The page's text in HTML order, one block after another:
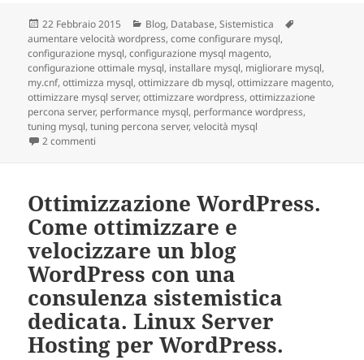
Scritto
il
22 Febbraio 2015 Categorie
Blog, Database,Sistemistica
aumentare velocità wordpress,come configurare mysql,
configurazione mysql,configurazione mysql magento,
configurazione ottimale mysql, installare mysql, migliorare mysql,
my.cnf,ottimizza mysql,ottimizzare db mysql,ottimizzare magento,
ottimizzare mysql server,ottimizzare wordpress,ottimizzazione
percona server, performance mysql, performance wordpress,
tuning mysql,tuning percona server,velocità mysql
2 commenti
Ottimizzazione WordPress.
Come ottimizzare e
velocizzare un blog
WordPress con una
consulenza sistemistica
dedicata. Linux Server
Hosting per WordPress.